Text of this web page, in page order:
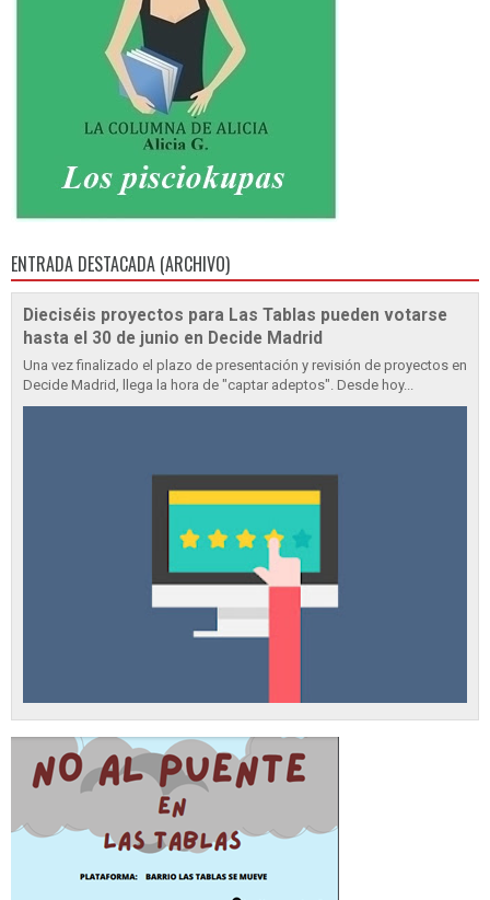
ENTRADA DESTACADA (ARCHIVO)
Dieciséis proyectos para Las Tablas pueden votarse
hasta el 30 de junio en Decide Madrid
Una vez finalizado el plazo de presentación y revisión de proyectos en
Decide Madrid, llega la hora de "captar adeptos". Desde hoy...